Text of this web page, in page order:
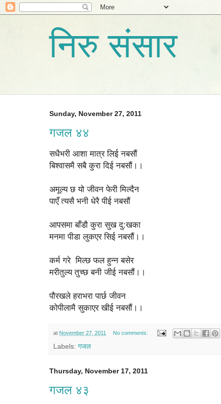
निरु संसार
Sunday, November 27, 2011
गजल ४४
सधैभरी आशा मात्र लिई नबसौं
बिश्वासमै सबै कुरा दिई नबसौं।।
अमूल्य छ यो जीवन फेरी मिल्दैन
पाएँ त्यसै भनी धेरै पीई नबसौं
आपसमा बाँडौ कुरा सुख दु:खका
मनमा पीडा लुकएर सिई नबसौं।।
कर्म गरे मिल्छ फल हुन्न बसेर
मरीतुल्य तुच्छ बनी जीई नबसौं।।
पौरखले हराभरा पार्छ जीवन
कोपीलामै सुकाएर खीई नबसौं।।
at November 27, 2011 No comments:
Labels: गजल
Thursday, November 17, 2011
गजल ४३